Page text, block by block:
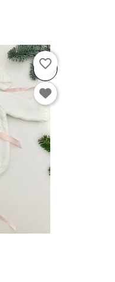
favorite_border